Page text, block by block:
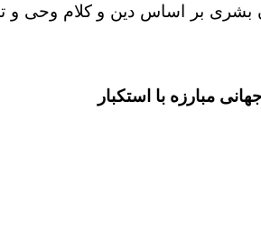
جهان بشری بر اساس دین و کلام